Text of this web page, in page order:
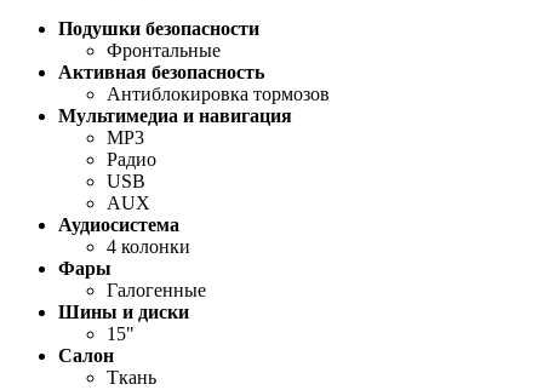
Подушки безопасности
Фронтальные
Активная безопасность
Антиблокировка тормозов
Мультимедиа и навигация
MP3
Радио
USB
AUX
Аудиосистема
4 колонки
Фары
Галогенные
Шины и диски
15"
Салон
Ткань